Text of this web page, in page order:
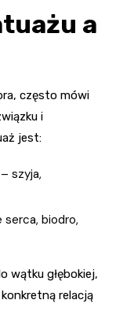
a
często mówi
i
jest:
– szyja,
serca, biodro,
wątku głębokiej,
relacją